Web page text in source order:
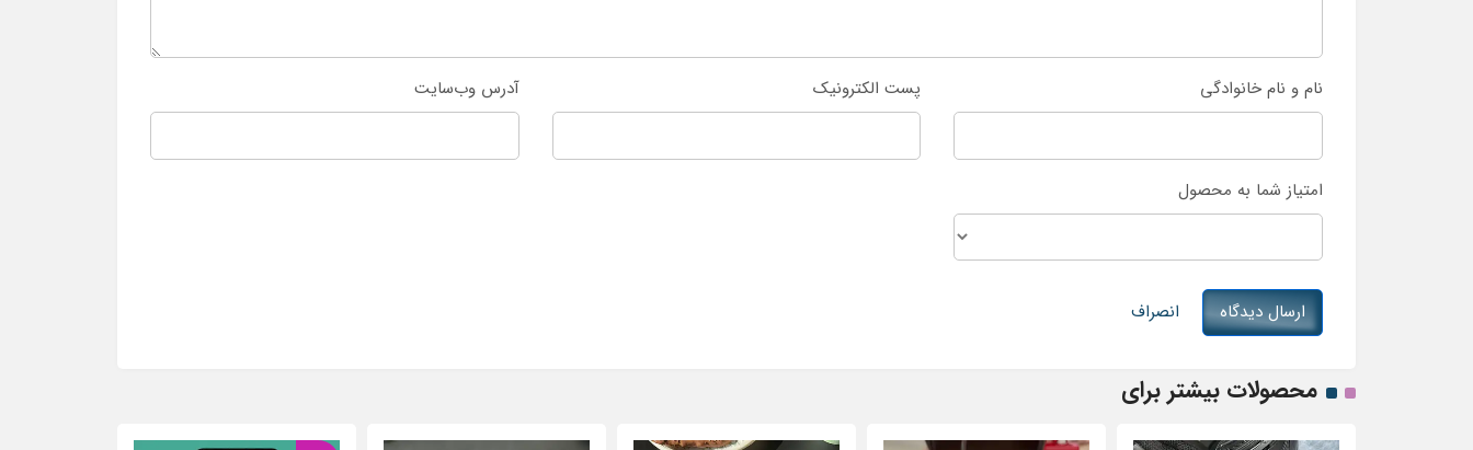
نام و نام خانوادگی پست الکترونیک آدرس وب‌سایت
امتیاز شما به محصول
ارسال دیدگاه انصراف
محصولات بیشتر برای